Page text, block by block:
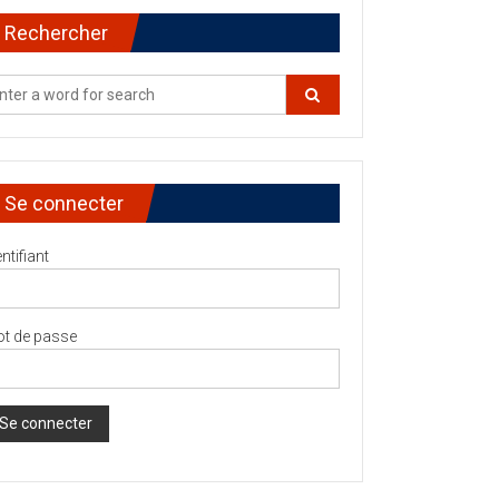
Rechercher
Se connecter
de passe